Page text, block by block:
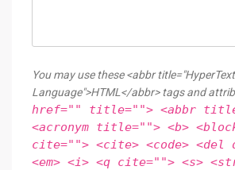
You may use these <abbr
Language">HTML</abbr> tags and
href="" title=""> <abbr
<acronym title=""> <b>
cite=""> <cite> <code> <del
<em> <i> <q cite=""> <s>